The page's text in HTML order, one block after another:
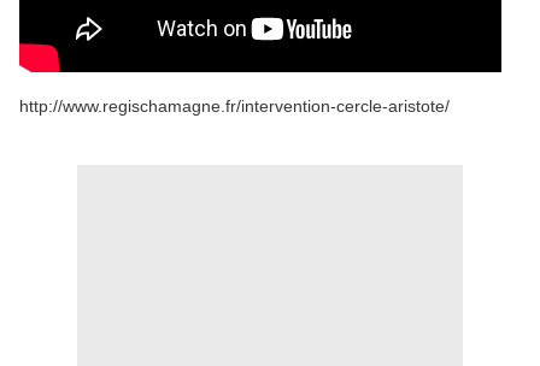
http://www.regischamagne.fr/intervention-cercle-aristote/